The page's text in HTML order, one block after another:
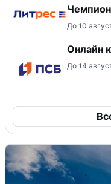
До 10
Онлайн
До 14